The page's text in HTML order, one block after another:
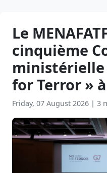
Le
cinquième
ministérielle
for Terror »
Friday, 07 August 2026 | 3